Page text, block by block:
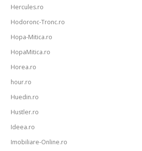
Hercules.ro
Hodoronc-Tronc.ro
Hopa-Mitica.ro
HopaMitica.ro
Horea.ro
hour.ro
Huedin.ro
Hustler.ro
Ideea.ro
Imobiliare-Online.ro